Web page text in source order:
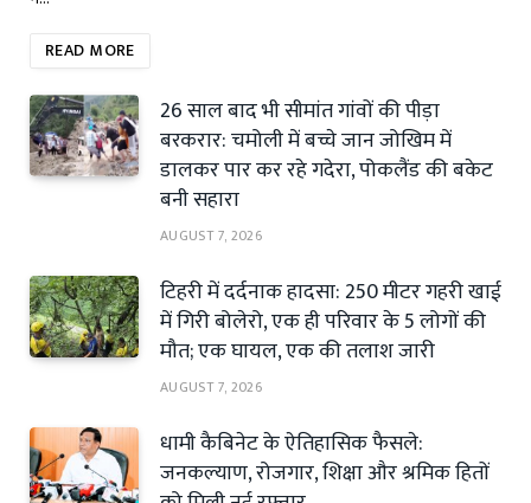
READ MORE
26 साल बाद भी सीमांत गांवों की पीड़ा
बरकरार: चमोली में बच्चे जान जोखिम में
डालकर पार कर रहे गदेरा, पोकलैंड की बकेट
बनी सहारा
AUGUST 7, 2026
टिहरी में दर्दनाक हादसा: 250 मीटर गहरी खाई
में गिरी बोलेरो, एक ही परिवार के 5 लोगों की
मौत; एक घायल, एक की तलाश जारी
AUGUST 7, 2026
धामी कैबिनेट के ऐतिहासिक फैसले:
जनकल्याण, रोजगार, शिक्षा और श्रमिक हितों